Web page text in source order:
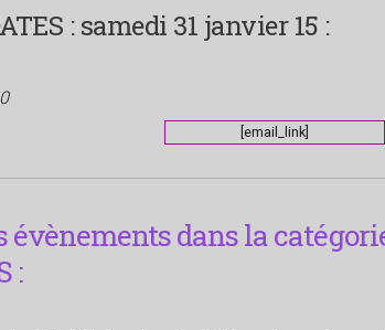
:samedi 31 janvier 15 :
[email_link]
évènements dans la
: